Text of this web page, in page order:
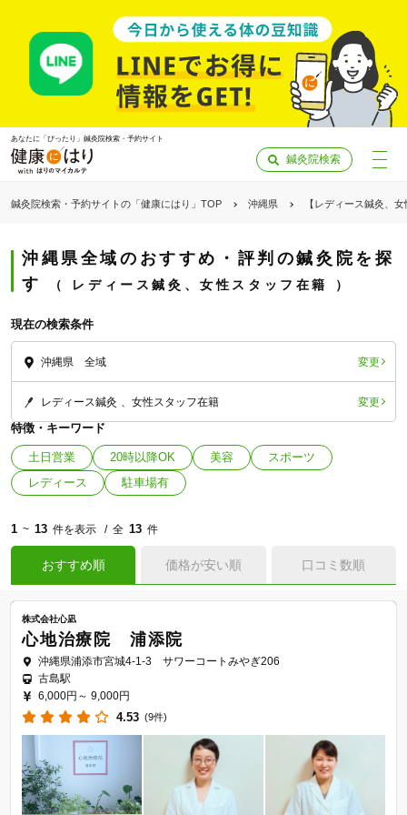
あなたに「ぴったり」鍼灸院検索・予約サイト
鍼灸院検索
鍼灸院検索・予約サイトの「健康にはり」TOP 沖縄県 【レディース鍼灸、
沖縄県全域のおすすめ・評判の鍼灸院を探
す
レディース鍼灸、女性スタッフ在籍
現在の検索条件
沖縄県 全域 変更
レディース鍼灸 女性スタッフ在籍 変更
特徴・キーワード
土日営業 20時以降OK 美容
スポーツ
レディース
駐車場有
1 ~ 13 件を表示 全 13 件
おすすめ順 価格が安い順 口コミ数順
株式会社心凪
心地治療院 浦添院
沖縄県浦添市宮城4-1-3 サワーコートみやぎ206
古島駅
6,000円～ 9,000円
4.53 (9件)
「健康にはりを見た」